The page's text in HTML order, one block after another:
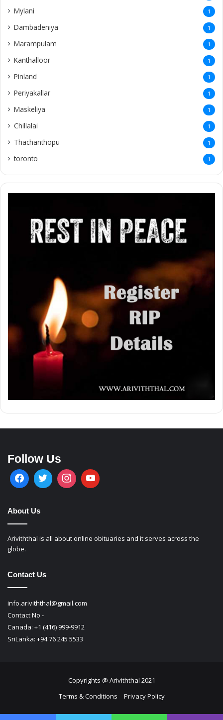
Mylani 1
Dambadeniya 1
Marampulam 1
Kanthalloor 1
Pinland 1
Periyakallar 1
Maskeliya 1
Chillalai 1
Thachanthopu 1
toronto 1
Follow Us
About Us
Ariviththal is all about online obituaries and it serves across the
globe.
Contact Us
info.ariviththal@gmail.com
Contact No -
Canada: +1 (416) 999-9912
SriLanka: +94 76 245 5533
Copyrights @ Ariviththal 2021
Terms & Conditions
Privacy Policy